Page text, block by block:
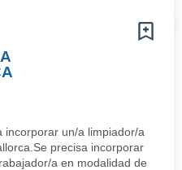
incorporar un/a limpiador/a
precisa incorporar
a en modalidad de